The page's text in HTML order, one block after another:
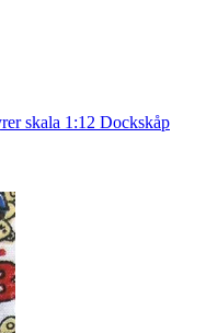
skala 1:12 Dockskåp